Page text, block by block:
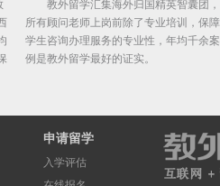
教外留学汇集海外归国精英智囊团，
所有顾问老师上岗前除了专业培训，保障
学生咨询办理服务的专业性，年均千余案
例是教外留学最好的证实。
申请留学
入学评估